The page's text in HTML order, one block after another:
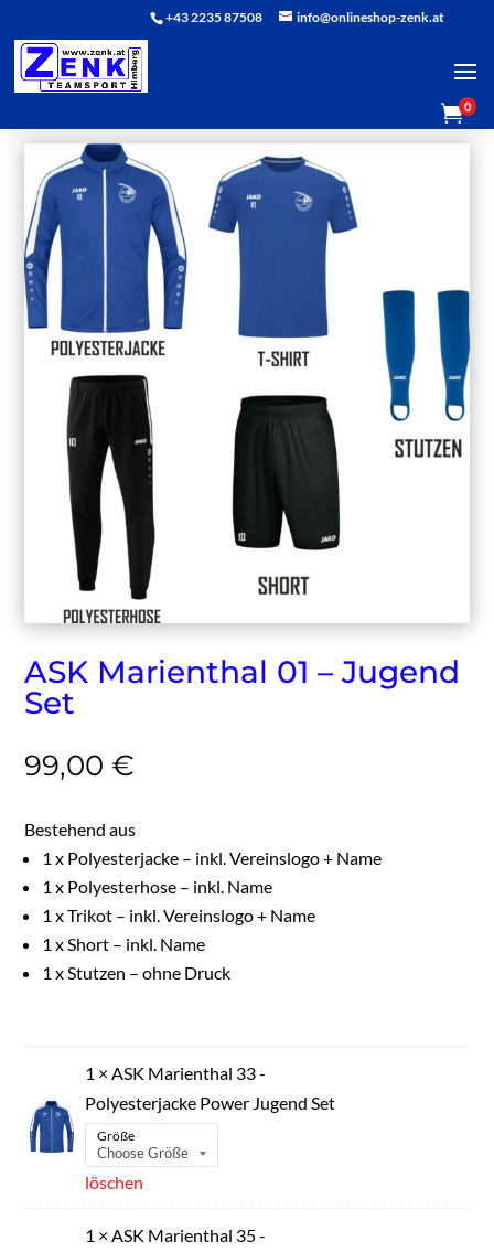
+43 2235 87508 info@onlineshop-zenk.at
0
ASK Marienthal 01 – Jugend
Set
99,00 €
Bestehend aus
1 x Polyesterjacke – inkl. Vereinslogo + Name
1 x Polyesterhose – inkl. Name
1 x Trikot – inkl. Vereinslogo + Name
1 x Short – inkl. Name
1 x Stutzen – ohne Druck
1 × ASK Marienthal 33 -
Polyesterjacke Power Jugend Set
Größe
löschen
1 × ASK Marienthal 35 -